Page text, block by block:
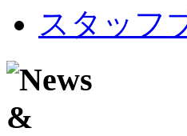
スタッフ